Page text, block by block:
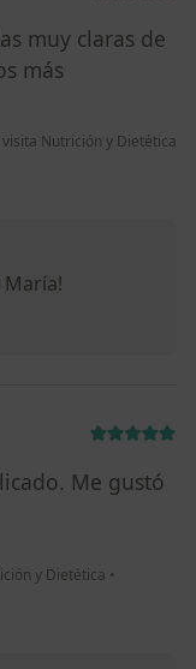
muy claras de
más
Nutrición y Dietética
Me gustó
y Dietética •